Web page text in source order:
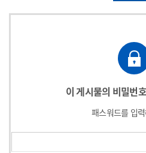
이 게시물의 비밀번
패스워드를 입